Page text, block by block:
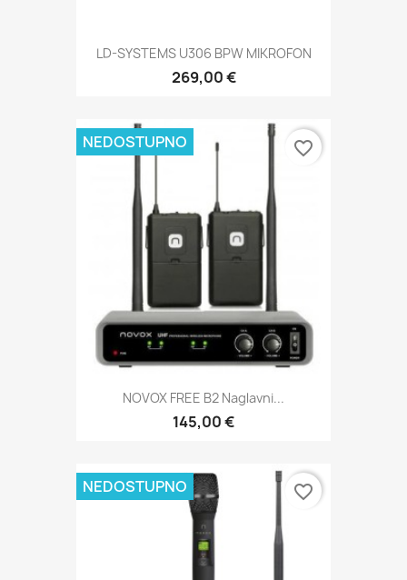
LD-SYSTEMS U306 BPW MIKROFON
269,00 €
NOVOX FREE B2 Naglavni...
145,00 €
NEDOSTUPNO favorite_border
NEDOSTUPNO favorite_border